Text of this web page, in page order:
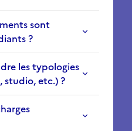
sont
?
les typologies
studio, etc.) ?